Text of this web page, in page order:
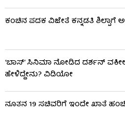
ಕಂಚಿನ ಪದಕ ವಿಜೇತೆ ಕನ್ನಡತಿ ಶಿಲ್ಪಾಗೆ
‘ಬಾಸ್’ ಸಿನಿಮಾ ನೋಡಿದ ದರ್ಶನ್
ಹೇಳಿದ್ದೇನು? ವಿಡಿಯೋ
ನೂತನ 19 ಸಚಿವರಿಗೆ ಇಂದೇ ಖಾತೆ